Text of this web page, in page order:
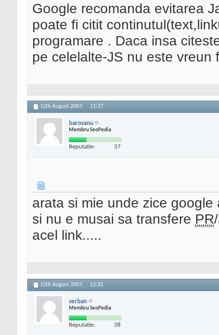
Google recomanda evitarea
poate fi citit
programare . Daca insa
pe celelalte-JS nu este vreun
12th August 2007, 11:37
barosanu
Membru SeoPedia
Reputatie: 37
arata si mie unde zice google
si nu e musai sa transfere PR
acel link.....
12th August 2007, 12:32
serban
Membru SeoPedia
Reputatie: 38